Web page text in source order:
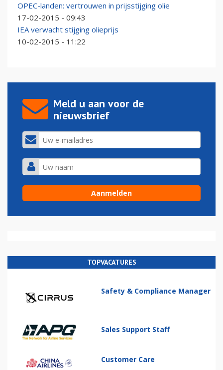
OPEC-landen: vertrouwen in prijsstijging olie
17-02-2015 - 09:43
IEA verwacht stijging olieprijs
10-02-2015 - 11:22
Meld u aan voor de
nieuwsbrief
TOPVACATURES
Safety & Compliance Manager
Sales Support Staff
Customer Care